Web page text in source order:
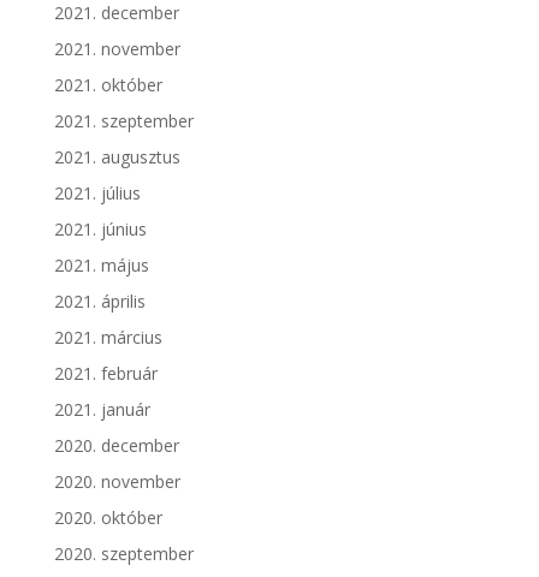
2021. december
2021. november
2021. október
2021. szeptember
2021. augusztus
2021. július
2021. június
2021. május
2021. április
2021. március
2021. február
2021. január
2020. december
2020. november
2020. október
2020. szeptember